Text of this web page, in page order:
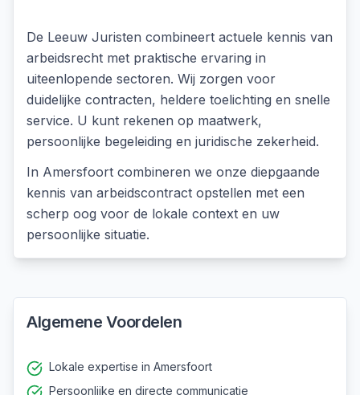
De Leeuw Juristen combineert actuele kennis van
arbeidsrecht met praktische ervaring in
uiteenlopende sectoren. Wij zorgen voor
duidelijke contracten, heldere toelichting en snelle
service. U kunt rekenen op maatwerk,
persoonlijke begeleiding en juridische zekerheid.
In Amersfoort combineren we onze diepgaande
kennis van arbeidscontract opstellen met een
scherp oog voor de lokale context en uw
persoonlijke situatie.
Algemene Voordelen
Lokale expertise in Amersfoort
Persoonlijke en directe communicatie